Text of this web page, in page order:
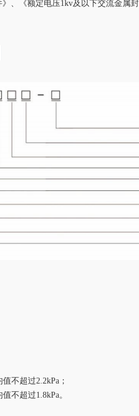
、《额定电压1kv及以下交流金属
不超过2.2kPa；
不超过1.8kPa。